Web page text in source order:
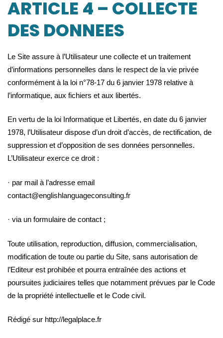
ARTICLE 4 – COLLECTE
DES DONNEES
Le Site assure à l’Utilisateur une collecte et un traitement
d’informations personnelles dans le respect de la vie privée
conformément à la loi n°78-17 du 6 janvier 1978 relative à
l’informatique, aux fichiers et aux libertés.
En vertu de la loi Informatique et Libertés, en date du 6 janvier
1978, l’Utilisateur dispose d’un droit d’accès, de rectification, de
suppression et d’opposition de ses données personnelles.
L’Utilisateur exerce ce droit :
· par mail à l’adresse email
contact@englishlanguageconsulting.fr
· via un formulaire de contact ;
Toute utilisation, reproduction, diffusion, commercialisation,
modification de toute ou partie du Site, sans autorisation de
l’Editeur est prohibée et pourra entraînée des actions et
poursuites judiciaires telles que notamment prévues par le Code
de la propriété intellectuelle et le Code civil.
Rédigé sur http://legalplace.fr